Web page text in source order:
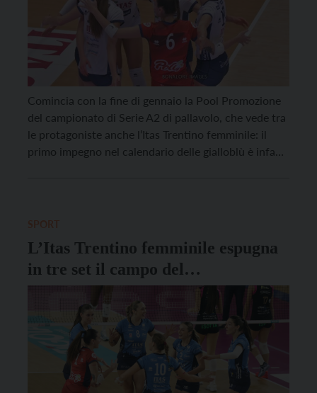
Comincia con la fine di gennaio la Pool Promozione
del campionato di Serie A2 di pallavolo, che vede tra
le protagoniste anche l’Itas Trentino femminile: il
primo impegno nel calendario delle gialloblù è infatti
L’Itas Trentino femminile espugna
in tre set il campo del
Casalmaggiore